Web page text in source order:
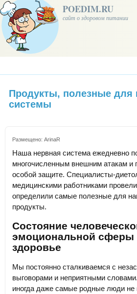
POEDIM.RU
сайт о здоровом питании
Продукты, полезные для
системы
Размещено: ArinaR
Наша нервная система ежедневно
многочисленным внешним атакам и
особой защите. Специалисты-
медицинскими работниками
определили самые полезные для
продукты.
Состояние
эмоциональной сферы
здоровье
Мы постоянно сталкиваемся с
выговорами и неприятными
иногда даже самые родные люди не